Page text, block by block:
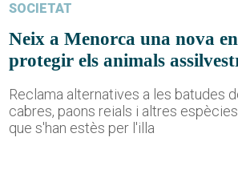
SOCIETAT
Neix a Menorca una nova
protegir els animals
Reclama alternatives a les batudes
cabres, paons reials i altres
que s'han estès per l'illa